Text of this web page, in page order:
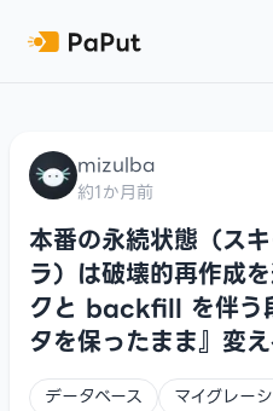
mizulba
約1か月前
本番の永続状態（ス
ラ）は破壊的再作成
クと backfill を伴う
タを保ったまま』変
データベース マイグレー